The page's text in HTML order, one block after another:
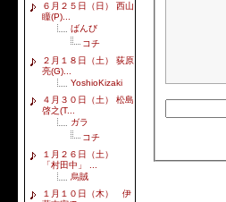
６月２５日（日） 西山
瞳(P)...
ばんび
コチ
２月１８日（土） 荻原
亮(G)...
YoshioKizaki
４月３０日（土） 松島
啓之(T...
ガラ
コチ
１月２６日（土）
「村田中」 ...
烏賊
１月１０日（木） 伊